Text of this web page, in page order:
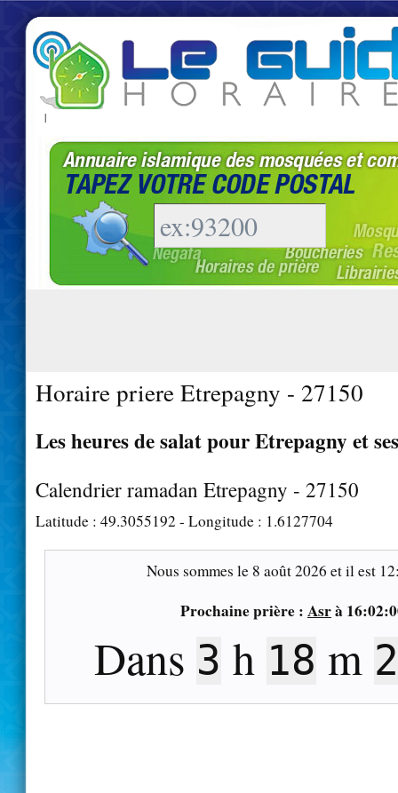
|
Horaire priere Etrepagny - 27150
Les heures de salat pour Etrepagny et
Calendrier ramadan Etrepagny - 27150
Latitude : 49.3055192 - Longitude : 1.6127704
Nous sommes le 8 août 2026 et il est
Prochaine prière : Asrà
Dans 3 h 18 m